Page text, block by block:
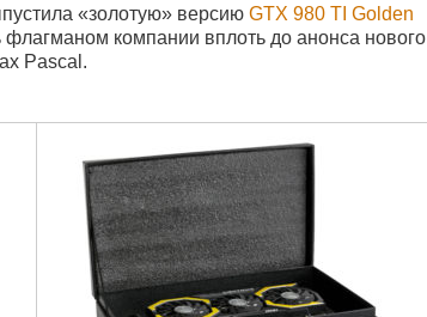
«золотую» версию GTX 980 TI Golden
компании вплоть до анонса нового
Pascal.